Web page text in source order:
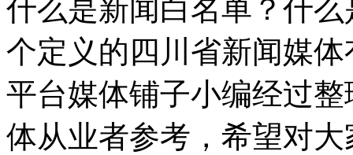
什么是新闻白名单？什
个定义的四川省新闻媒
平台媒体铺子小编经过
体从业者参考，希望对